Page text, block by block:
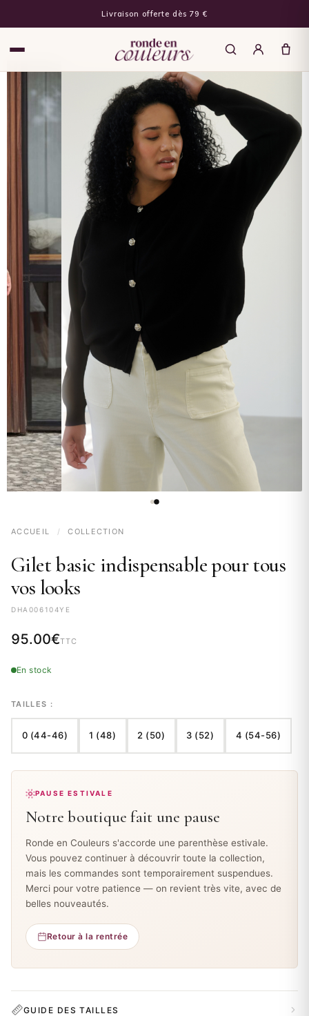
Livraison offerte dès 79 €
ACCUEIL / COLLECTION
Gilet basic indispensable pour tous
vos looks
DHA006104YE
95.00€TTC
En stock
TAILLES :
0 (44-46) 1 (48) 2 (50) 3 (52) 4 (54-56)
PAUSE ESTIVALE
Notre boutique fait une pause
Ronde en Couleurs s'accorde une parenthèse estivale.
Vous pouvez continuer à découvrir toute la collection,
mais les commandes sont temporairement suspendues.
Merci pour votre patience — on revient très vite, avec de
belles nouveautés.
Retour à la rentrée
GUIDE DES TAILLES